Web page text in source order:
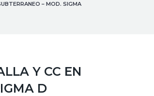
– MOD. SIGMA
Y CC EN
D